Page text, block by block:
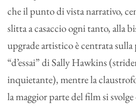
che il punto di vista narrativo,
slitta a casaccio ogni tanto, alla
upgrade artistico è centrata
“d’essai” di Sally Hawkins
inquietante), mentre la
la maggior parte del film si